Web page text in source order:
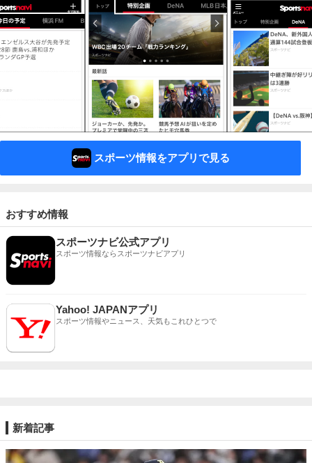
スポーツ情報をアプリで見る
おすすめ情報
スポーツナビ公式アプリ
スポーツ情報ならスポーツナビアプリ
Yahoo! JAPANアプリ
スポーツ情報やニュース、天気もこれひとつで
新着記事